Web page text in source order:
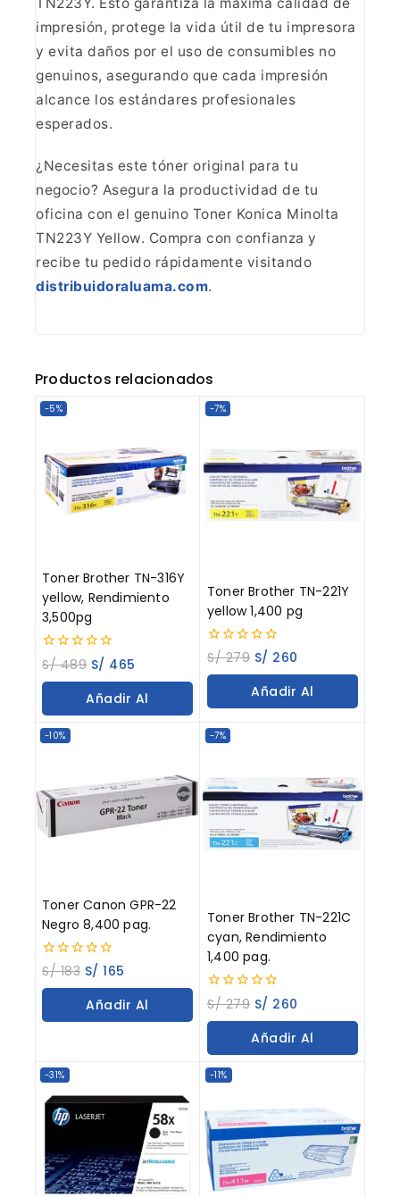
impresión, protege la vida útil de tu impresora
y evita daños por el uso de consumibles no
genuinos, asegurando que cada impresión
alcance los estándares profesionales
esperados.
¿Necesitas este tóner original para tu
negocio? Asegura la productividad de tu
oficina con el genuino Toner Konica Minolta
TN223Y Yellow. Compra con confianza y
recibe tu pedido rápidamente visitando
distribuidoraluama.com.
Productos relacionados
-5%
Toner Brother TN-316Y
yellow, Rendimiento
3,500pg
0
out
of
S/489 S/ 465
Añadir Al
-7%
Toner Brother TN-221Y
yellow 1,400 pg
0
out
of
S/279 S/ 260
Añadir Al
-10%
Toner Canon GPR-22
Negro 8,400 pag.
0
out
of
S/183 S/ 165
Añadir Al
-7%
Toner Brother TN-221C
cyan, Rendimiento
1,400 pag.
0
out
of
S/279 S/ 260
Añadir Al
-31% -11%